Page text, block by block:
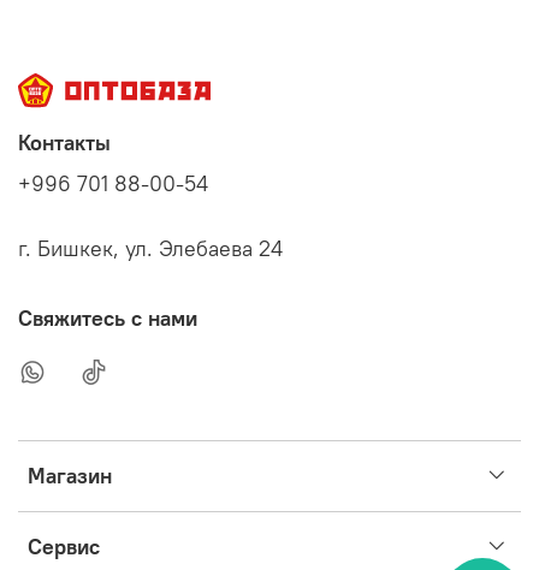
Магазин
Сервис
Контакты
+996 701 88-00-54
г. Бишкек, ул. Элебаева 24
Свяжитесь с нами